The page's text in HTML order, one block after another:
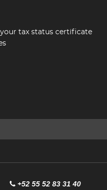
tax status certificate
+52 55 52 83 31 40